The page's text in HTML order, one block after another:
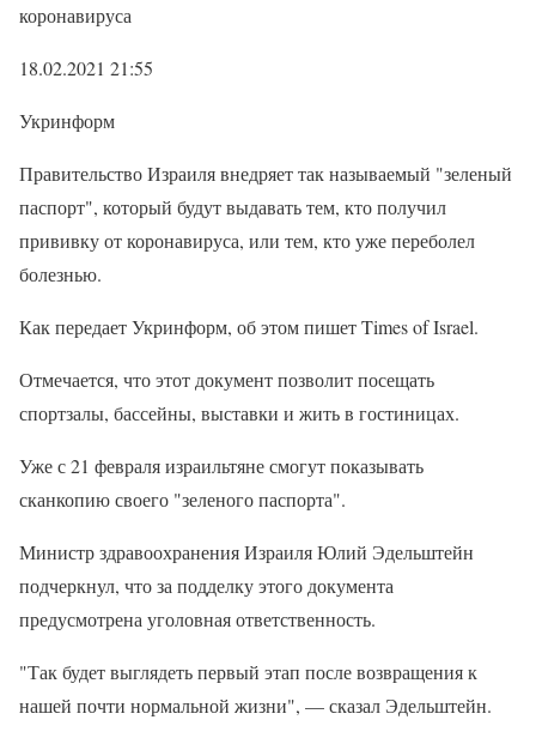
коронавируса
18.02.2021 21:55
Укринформ
Правительство Израиля внедряет так называемый "зеленый
паспорт", который будут выдавать тем, кто получил
прививку от коронавируса, или тем, кто уже переболел
болезнью.
Как передает Укринформ, об этом пишет Times of Israel.
Отмечается, что этот документ позволит посещать
спортзалы, бассейны, выставки и жить в гостиницах.
Уже с 21 февраля израильтяне смогут показывать
сканкопию своего "зеленого паспорта".
Министр здравоохранения Израиля Юлий Эдельштейн
подчеркнул, что за подделку этого документа
предусмотрена уголовная ответственность.
"Так будет выглядеть первый этап после возвращения к
нашей почти нормальной жизни", — сказал Эдельштейн.